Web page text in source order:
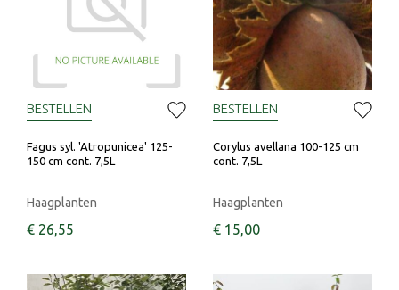
Fagus syl. 'Atropunicea' 125-
150 cm cont. 7,5L
Haagplanten
€ 26,55
BESTELLEN
Corylus avellana 100-125 cm
cont. 7,5L
Haagplanten
€ 15,00
BESTELLEN